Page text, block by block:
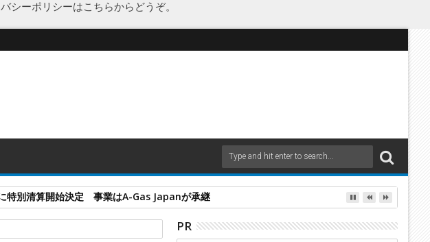
シーポリシーはこちらからどうぞ。
特別清算開始決定 事業はA-Gas Japanが承継
PR